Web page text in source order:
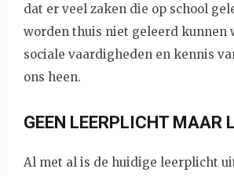
dat er veel zaken die op school
worden thuis niet geleerd kunnen
sociale vaardigheden en kennis
ons heen.
GEEN LEERPLICHT MAAR
Al met al is de huidige leerplicht